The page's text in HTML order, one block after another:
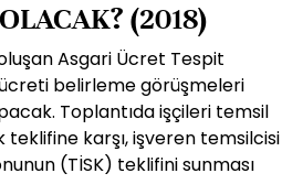
(2018)
Asgari Ücret Tespit
belirleme görüşmeleri
Toplantıda işçileri temsil
karşı, işveren temsilcisi
(TİSK) teklifini sunması